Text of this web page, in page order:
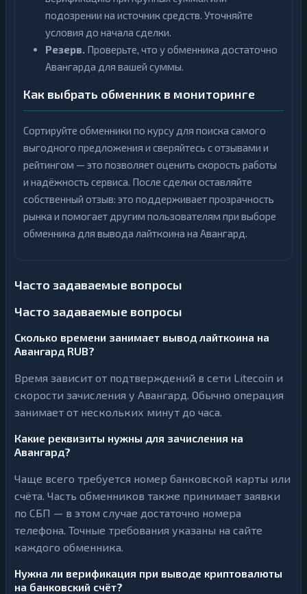
подозрении на источник средств. Уточняйте
условия до начала сделки.
Резерв. Проверьте, что у обменника достаточно
Авангарда для вашей суммы.
Как выбрать обменник в мониторинге
Сортируйте обменники по курсу для поиска самого
выгодного предложения и сверяйтесь с отзывами и
рейтингом — это позволяет оценить скорость работы
и надёжность сервиса. После сделки оставляйте
собственный отзыв: это поддерживает прозрачность
рынка и помогает другим пользователям при выборе
обменника для вывода лайткоина на Авангард.
Часто задаваемые вопросы
Часто задаваемые вопросы
Сколько времени занимает вывод лайткоина на
Авангард RUB?
Время зависит от подтверждений в сети Litecoin и
скорости зачисления у Авангард. Обычно операция
занимает от нескольких минут до часа.
Какие реквизиты нужны для зачисления на
Авангард?
Чаще всего требуется номер банковской карты или
счёта. Часть обменников также принимает заявки
по СБП — в этом случае достаточно номера
телефона. Точные требования указаны на сайте
каждого обменника.
Нужна ли верификация при выводе криптовалюты
на банковский счёт?